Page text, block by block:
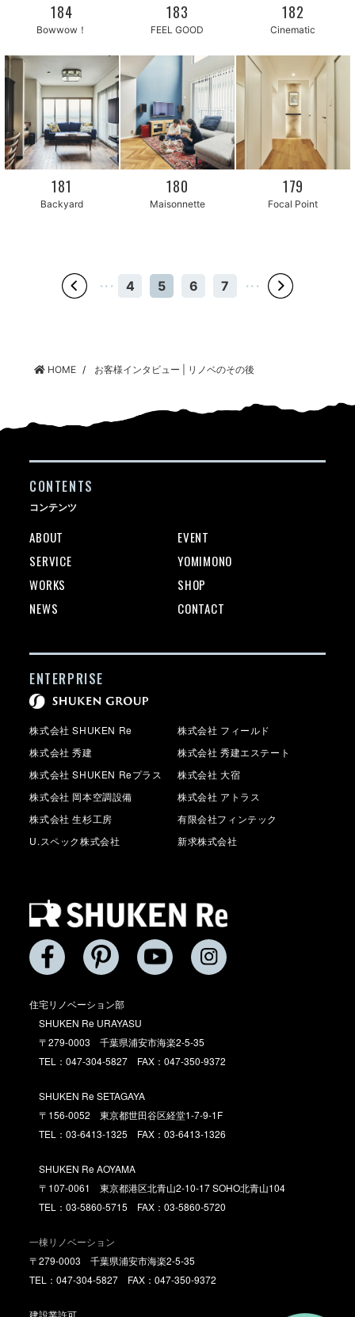
184
Bowwow！
183
FEEL GOOD
182
Cinematic
181
Backyard
180
Maisonnette
179
Focal Point
・・・ 4 5 6 7 ・・・
HOME お客様インタビュー | リノベのその後
住宅リノベーション部
SHUKEN Re URAYASU
〒279-0003 千葉県浦安市海楽2-5-35
TEL：047-304-5827 FAX：047-350-9372
SHUKEN Re SETAGAYA
〒156-0052 東京都世田谷区経堂1-7-9-1F
TEL：03-6413-1325 FAX：03-6413-1326
SHUKEN Re AOYAMA
〒107-0061 東京都港区北青山2-10-17 SOHO北青山104
TEL：03-5860-5715 FAX：03-5860-5720
一棟リノベーション
〒279-0003 千葉県浦安市海楽2-5-35
TEL：047-304-5827 FAX：047-350-9372
建設業許可
CONTENTS
コンテンツ
ABOUT
EVENT
SERVICE
YOMIMONO
WORKS
SHOP
NEWS
CONTACT
ENTERPRISE
株式会社 SHUKEN Re
株式会社 フィールド
株式会社 秀建
株式会社 秀建エステート
株式会社 SHUKEN Reプラス
株式会社 大宿
株式会社 岡本空調設備
株式会社 アトラス
株式会社 生杉工房
有限会社フィンテック
U.スペック株式会社
新求株式会社